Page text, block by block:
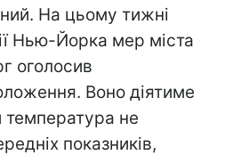
На цьому тижні
Нью-Йорка мер міста
оголосив
Воно діятиме
температура не
показників,